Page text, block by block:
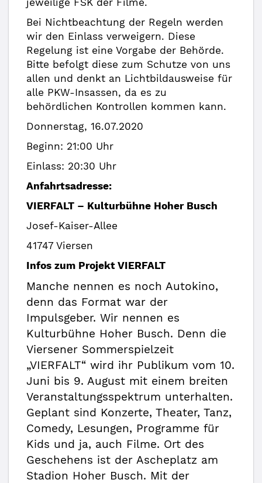
Bei Nichtbeachtung der Regeln werden
wir den Einlass verweigern. Diese
Regelung ist eine Vorgabe der Behörde.
Bitte befolgt diese zum Schutze von uns
allen und denkt an Lichtbildausweise für
alle PKW-Insassen, da es zu
behördlichen Kontrollen kommen kann.
Donnerstag, 16.07.2020
Beginn: 21:00 Uhr
Einlass: 20:30 Uhr
Anfahrtsadresse:
VIERFALT – Kulturbühne Hoher Busch
Josef-Kaiser-Allee
41747 Viersen
Infos zum Projekt VIERFALT
Manche nennen es noch Autokino,
denn das Format war der
Impulsgeber. Wir nennen es
Kulturbühne Hoher Busch. Denn die
Viersener Sommerspielzeit
„VIERFALT“ wird ihr Publikum vom 10.
Juni bis 9. August mit einem breiten
Veranstaltungsspektrum unterhalten.
Geplant sind Konzerte, Theater, Tanz,
Comedy, Lesungen, Programme für
Kids und ja, auch Filme. Ort des
Geschehens ist der Ascheplatz am
Stadion Hoher Busch. Mit der